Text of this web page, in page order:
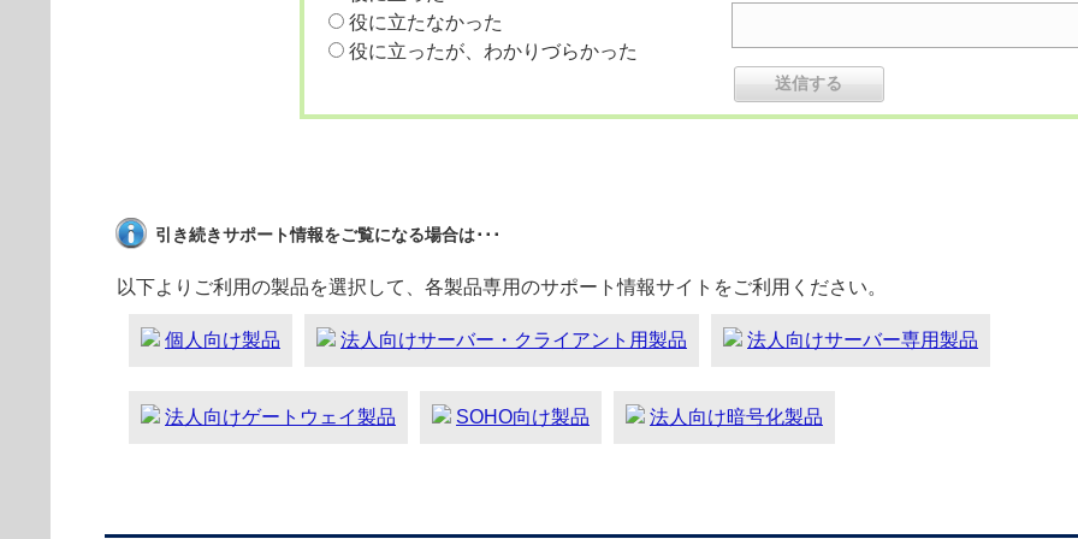
役に立たなかった
役に立ったが、わかりづらかった
引き続きサポート情報をご覧になる場合は･･･
以下よりご利用の製品を選択して、各製品専用のサポート情報サイトをご利用ください。
個人向け製品 法人向けサーバー・クライアント用製品 法人向けサーバー専用製品
法人向けゲートウェイ製品 SOHO向け製品 法人向け暗号化製品